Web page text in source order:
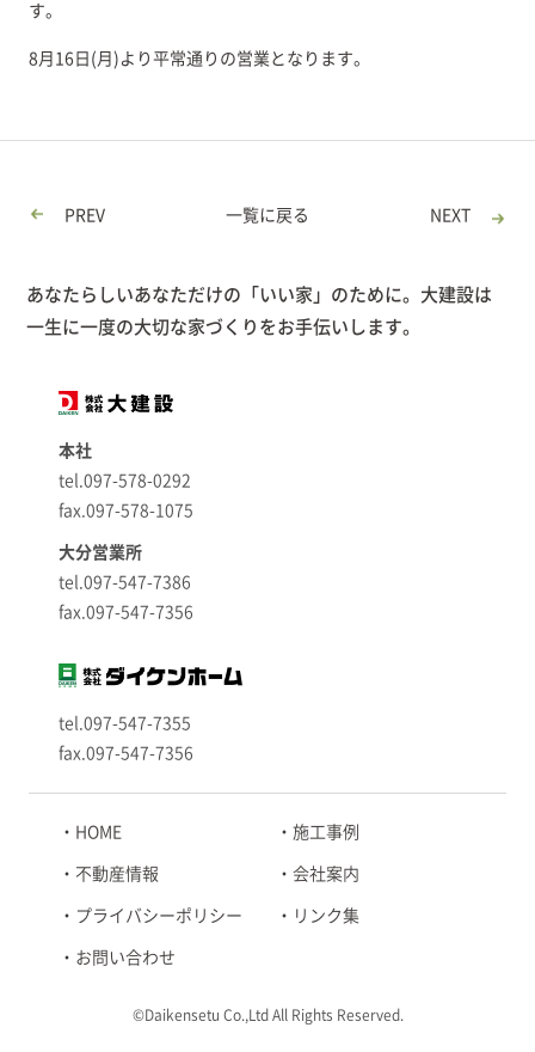
す。
8月16日(月)より平常通りの営業となります。
PREV 一覧に戻る NEXT
あなたらしいあなただけの「いい家」のために。大建設は
一生に一度の大切な家づくりをお手伝いします。
本社
tel.097-578-0292
fax.097-578-1075
大分営業所
tel.097-547-7386
fax.097-547-7356
tel.097-547-7355
fax.097-547-7356
HOME 施工事例
不動産情報 会社案内
プライバシーポリシー リンク集
お問い合わせ
©Daikensetu Co.,Ltd All Rights Reserved.